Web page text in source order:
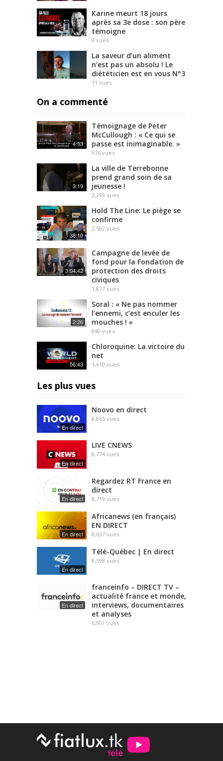
Karine meurt 18 jours
après sa 3e dose : son père
témoigne
8 vues
La saveur d’un aliment
n’est pas un absolu ! Le
diététicien est en vous N°3
11 vues
On a commenté
4:53
Témoignage de Peter
McCullough : « Ce qui se
passe est inimaginable. »
976 vues
3:19
La ville de Terrebonne
prend grand soin de sa
jeunesse !
2,299 vues
38:10
Hold The Line: Le piège se
confirme
2,502 vues
3:04:42
Campagne de levée de
fond pour la Fondation de
protection des droits
civiques
1,877 vues
2:26
Soral : « Ne pas nommer
l’ennemi, c’est enculer les
mouches ! »
840 vues
56:43
Chloroquine: La victoire du
net
1,610 vues
Les plus vues
En direct
Noovo en direct
8,865 vues
En direct
LIVE CNEWS
8,774 vues
En direct
Regardez RT France en
direct
8,719 vues
En direct
Africanews (en français)
EN DIRECT
8,637 vues
En direct
Télé-Québec | En direct
8,598 vues
En direct
franceinfo – DIRECT TV –
actualité france et monde,
interviews, documentaires
et analyses
6,901 vues